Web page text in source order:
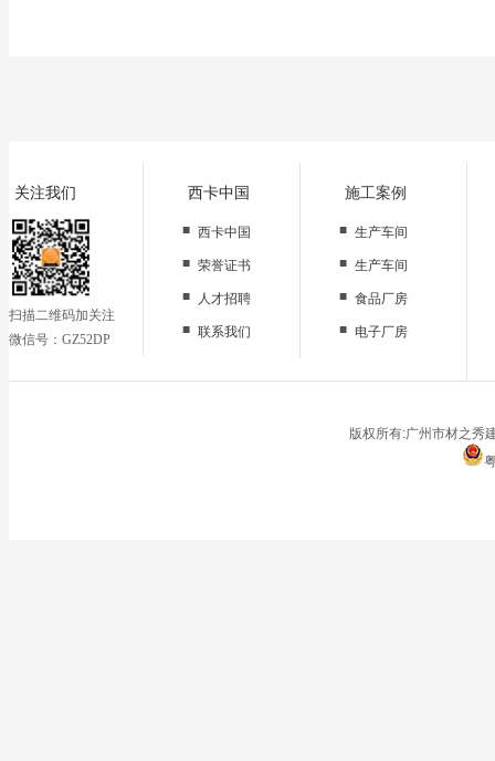
关注我们
扫描二维码加关注
微信号：GZ52DP
西卡中国
■ 西卡中国
■ 荣誉证书
■
人才招聘
■ 联系我们
施工案例
■ 生产车间
■ 生产车间
■ 食品厂房
■ 电子厂房
停车场
版权所有:广州市材之